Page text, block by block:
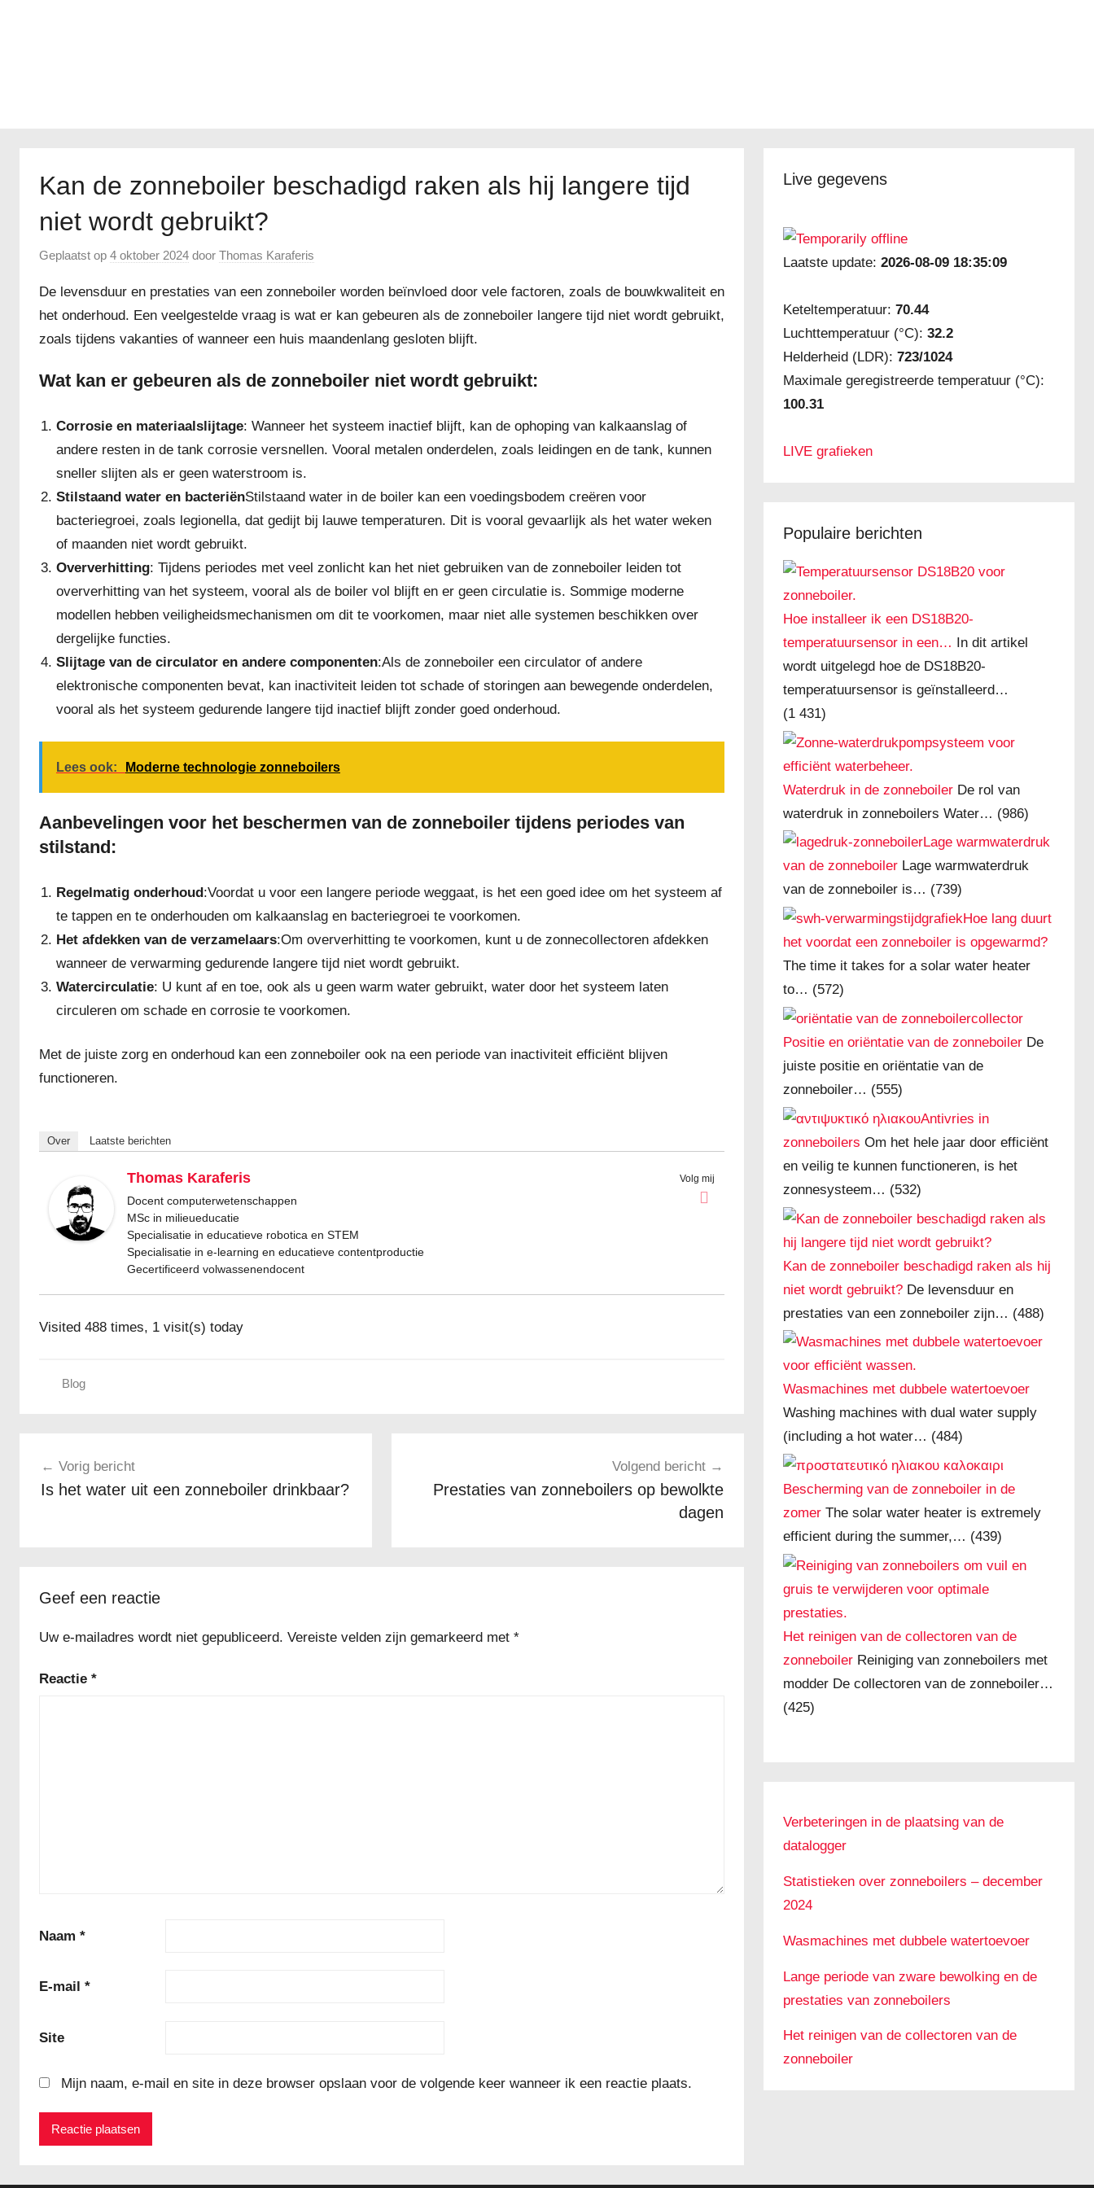
Kan de zonneboiler beschadigd raken als hij langere tijd
niet wordt gebruikt?
Geplaatst op 4 oktober 2024 door Thomas Karaferis
De levensduur en prestaties van een zonneboiler worden beïnvloed door vele factoren, zoals de bouwkwaliteit en
het onderhoud. Een veelgestelde vraag is wat er kan gebeuren als de zonneboiler langere tijd niet wordt gebruikt,
zoals tijdens vakanties of wanneer een huis maandenlang gesloten blijft.
Wat kan er gebeuren als de zonneboiler niet wordt gebruikt:
Corrosie en materiaalslijtage: Wanneer het systeem inactief blijft, kan de ophoping van kalkaanslag of
andere resten in de tank corrosie versnellen. Vooral metalen onderdelen, zoals leidingen en de tank, kunnen
sneller slijten als er geen waterstroom is.
Stilstaand water en bacteriënStilstaand water in de boiler kan een voedingsbodem creëren voor
bacteriegroei, zoals legionella, dat gedijt bij lauwe temperaturen. Dit is vooral gevaarlijk als het water weken
of maanden niet wordt gebruikt.
Oververhitting: Tijdens periodes met veel zonlicht kan het niet gebruiken van de zonneboiler leiden tot
oververhitting van het systeem, vooral als de boiler vol blijft en er geen circulatie is. Sommige moderne
modellen hebben veiligheidsmechanismen om dit te voorkomen, maar niet alle systemen beschikken over
dergelijke functies.
Slijtage van de circulator en andere componenten:Als de zonneboiler een circulator of andere
elektronische componenten bevat, kan inactiviteit leiden tot schade of storingen aan bewegende onderdelen,
vooral als het systeem gedurende langere tijd inactief blijft zonder goed onderhoud.
Lees ook: Moderne technologie zonneboilers
Aanbevelingen voor het beschermen van de zonneboiler tijdens periodes van
stilstand:
Regelmatig onderhoud:Voordat u voor een langere periode weggaat, is het een goed idee om het systeem af
te tappen en te onderhouden om kalkaanslag en bacteriegroei te voorkomen.
Het afdekken van de verzamelaars:Om oververhitting te voorkomen, kunt u de zonnecollectoren afdekken
wanneer de verwarming gedurende langere tijd niet wordt gebruikt.
Watercirculatie: U kunt af en toe, ook als u geen warm water gebruikt, water door het systeem laten
circuleren om schade en corrosie te voorkomen.
Met de juiste zorg en onderhoud kan een zonneboiler ook na een periode van inactiviteit efficiënt blijven
functioneren.
Over Laatste berichten
Volg mij
Thomas Karaferis
Docent computerwetenschappen
MSc in milieueducatie
Specialisatie in educatieve robotica en STEM
Specialisatie in e-learning en educatieve contentproductie
Gecertificeerd volwassenendocent
Visited 488 times, 1 visit(s) today
Blog
Vorig bericht
Is het water uit een zonneboiler drinkbaar?
Volgend bericht
Prestaties van zonneboilers op bewolkte
dagen
Geef een reactie
Uw e-mailadres wordt niet gepubliceerd. Vereiste velden zijn gemarkeerd met *
Reactie *
Naam *
E-mail *
Site
Mijn naam, e-mail en site in deze browser opslaan voor de volgende keer wanneer ik een reactie plaats.
Live gegevens
Laatste update:2026-08-09 18:35:09
Keteltemperatuur:70.44
Luchttemperatuur (°C):32.2
Helderheid (LDR):723/1024
Maximale geregistreerde temperatuur (°C):
100.31
LIVE grafieken
Populaire berichten
Hoe installeer ik een DS18B20-
temperatuursensor in een… In dit artikel
wordt uitgelegd hoe de DS18B20-
temperatuursensor is geïnstalleerd…
(1 431)
Waterdruk in de zonneboiler De rol van
waterdruk in zonneboilers Water… (986)
Lage warmwaterdruk
van de zonneboiler Lage warmwaterdruk
van de zonneboiler is… (739)
Hoe lang duurt
het voordat een zonneboiler is opgewarmd?
The time it takes for a solar water heater
to… (572)
Positie en oriëntatie van de zonneboiler De
juiste positie en oriëntatie van de
zonneboiler… (555)
Antivries in
zonneboilers Om het hele jaar door efficiënt
en veilig te kunnen functioneren, is het
zonnesysteem… (532)
Kan de zonneboiler beschadigd raken als hij
niet wordt gebruikt? De levensduur en
prestaties van een zonneboiler zijn… (488)
Wasmachines met dubbele watertoevoer
Washing machines with dual water supply
(including a hot water… (484)
Bescherming van de zonneboiler in de
zomer The solar water heater is extremely
efficient during the summer,… (439)
Het reinigen van de collectoren van de
zonneboiler Reiniging van zonneboilers met
modder De collectoren van de zonneboiler…
(425)
Verbeteringen in de plaatsing van de
datalogger
Statistieken over zonneboilers – december
2024
Wasmachines met dubbele watertoevoer
Lange periode van zware bewolking en de
prestaties van zonneboilers
Het reinigen van de collectoren van de
zonneboiler